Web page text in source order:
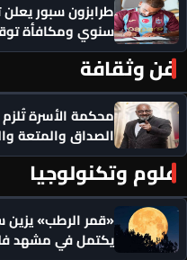
طرابزون سبور
سنوي ومكافأة
فن وثقافة
محكمة الأسرة
الصداق والمتعة
علوم وتكنولوجيا
«قمر الرطب» يزين
يكتمل في مشهد